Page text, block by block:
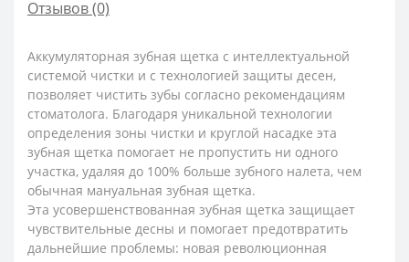
Отзывов (0)
Аккумуляторная зубная щетка с интеллектуальной
системой чистки и с технологией защиты десен,
позволяет чистить зубы согласно рекомендациям
стоматолога. Благодаря уникальной технологии
определения зоны чистки и круглой насадке эта
зубная щетка помогает не пропустить ни одного
участка, удаляя до 100% больше зубного налета, чем
обычная мануальная зубная щетка.
Эта усовершенствованная зубная щетка защищает
чувствительные десны и помогает предотвратить
дальнейшие проблемы: новая революционная